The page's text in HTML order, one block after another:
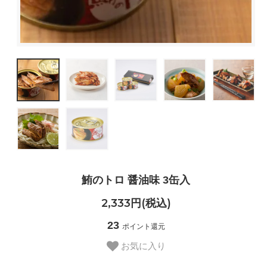
鮪のトロ 醤油味 3缶入
2,333円(税込)
23 ポイント還元
お気に入り